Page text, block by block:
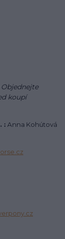
koupí
: Anna Kohútová